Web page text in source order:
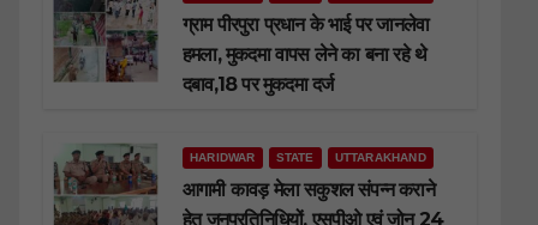
ग्राम पीरपुरा प्रधान के भाई पर जानलेवा
हमला, मुकदमा वापस लेने का बना रहे थे
दबाव,18 पर मुकदमा दर्ज
HARIDWAR STATE UTTARAKHAND
आगामी कावड़ मेला सकुशल संपन्न कराने
हेतु जनप्रतिनिधियों, एसपीओ एवं जोन 24